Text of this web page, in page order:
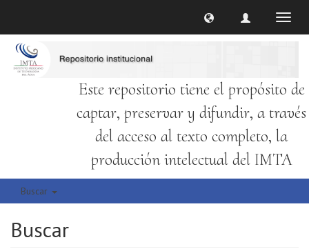
Este repositorio tiene el propósito de
captar, preservar y difundir, a través
del acceso al texto completo, la
producción intelectual del IMTA
Buscar
Buscar